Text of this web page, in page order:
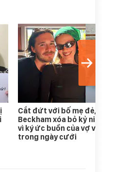
Cắt đứt với bố mẹ đẻ, Brooklyn
Beckham xóa bỏ kỷ niệm ngày cưới
vì ký ức buồn của vợ với Victoria
trong ngày cưới